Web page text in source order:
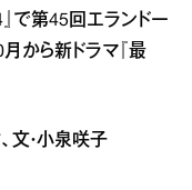
』で第45回エランドー
から新ドラマ『最
文・小泉咲子